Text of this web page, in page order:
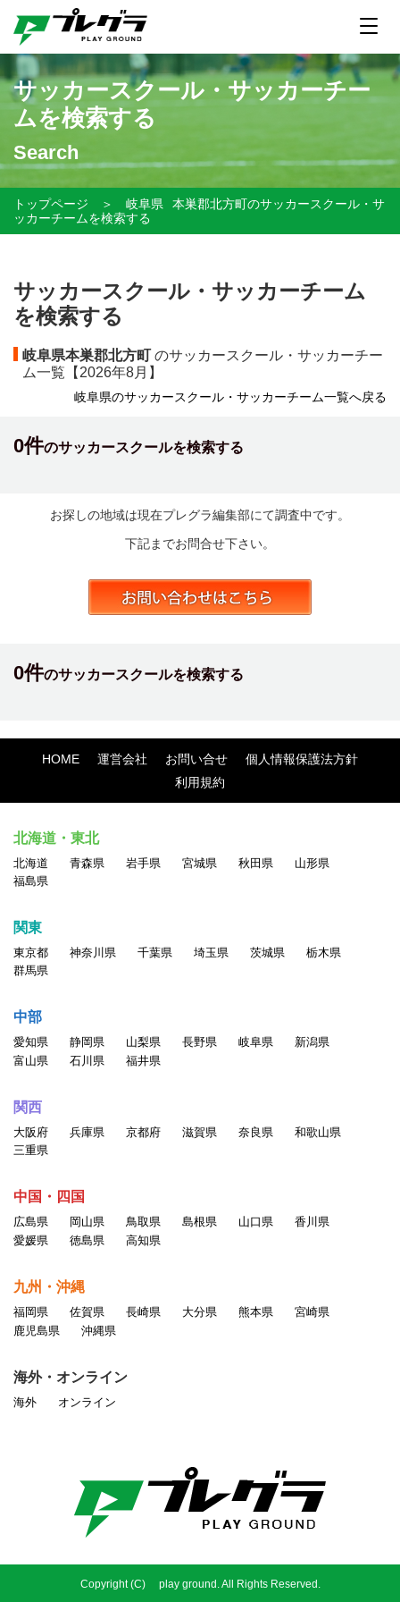
サッカースクール・サッカーチー
ムを検索する
Search
トップページ ＞ 岐阜県
本巣郡北方町のサッカースクール・サ
ッカーチームを検索する
サッカースクール・サッカーチーム
を検索する
岐阜県本巣郡北方町 のサッカースクール・サッカーチー
ム一覧【 2026年8月】
岐阜県のサッカースクール・サッカーチーム一覧へ戻る
0件のサッカースクールを検索する
お探しの地域は現在プレグラ編集部にて調査中です。
下記までお問合せ下さい。
0件のサッカースクールを検索する
HOME 運営会社 お問い合せ
個人情報保護法方針
利用規約
北海道・東北
北海道 青森県 岩手県 宮城県 秋田県
山形県
福島県
関東
東京都 神奈川県 千葉県 埼玉県 茨城県
栃木県
群馬県
中部
愛知県 静岡県 山梨県 長野県 岐阜県
新潟県
富山県
石川県 福井県
関西
大阪府 兵庫県 京都府 滋賀県 奈良県
和歌山県
三重県
中国・四国
広島県 岡山県 鳥取県 島根県 山口県
香川県
愛媛県
徳島県 高知県
九州・沖縄
福岡県 佐賀県 長崎県 大分県 熊本県
宮崎県
鹿児島県
沖縄県
海外・オンライン
海外 オンライン
Copyright (C) play ground. All Rights Reserved.